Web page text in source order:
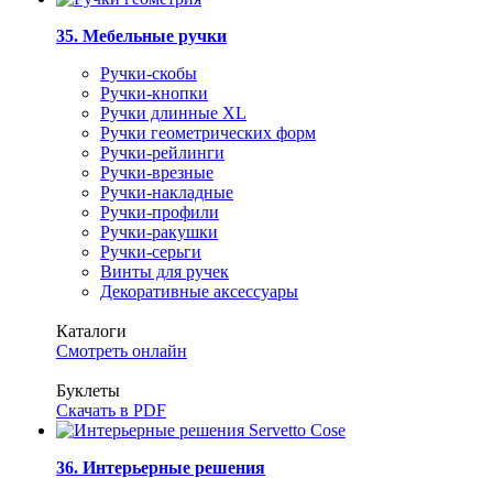
35. Мебельные ручки
Ручки-скобы
Ручки-кнопки
Ручки длинные XL
Ручки геометрических форм
Ручки-рейлинги
Ручки-врезные
Ручки-накладные
Ручки-профили
Ручки-ракушки
Ручки-серьги
Винты для ручек
Декоративные аксессуары
Каталоги
Смотреть онлайн
Буклеты
Скачать в PDF
36. Интерьерные решения